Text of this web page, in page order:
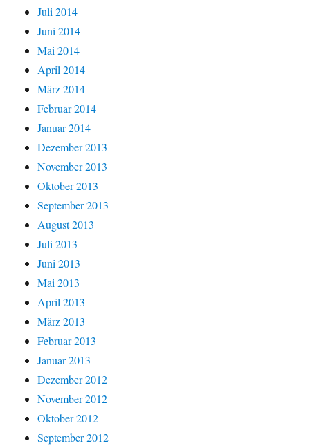
Juli 2014
Juni 2014
Mai 2014
April 2014
März 2014
Februar 2014
Januar 2014
Dezember 2013
November 2013
Oktober 2013
September 2013
August 2013
Juli 2013
Juni 2013
Mai 2013
April 2013
März 2013
Februar 2013
Januar 2013
Dezember 2012
November 2012
Oktober 2012
September 2012